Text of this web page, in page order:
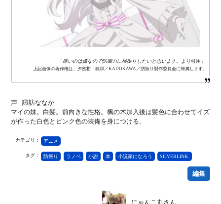
「痛いのは嫌なので防御力に極振りしたいと思います。 より引用」
上記画像の著作権は、夕蜜柑・狐印／KADOKAWA／防振り製作委員会に帰属します。
声 - 諏訪ななか
マイの妹。白髪。前向きな性格。楓の木加入後は髪色に合わせてイズ
が作った白色とピンク色の装備を身につける。
カテゴリ： アニメ
タグ： 防振り ラノベ 小説 本 小説家になろう SILVERLINK.
編集
にゃんこ丸さん